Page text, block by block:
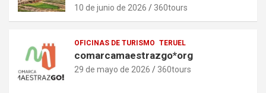
10 de junio de 2026 360tours
OFICINAS DE TURISMO TERUEL
comarcamaestrazgo*org
29 de mayo de 2026 360tours